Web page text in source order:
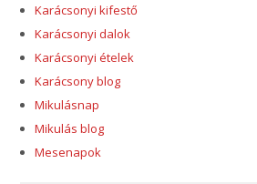
Karácsonyi kifestő
Karácsonyi dalok
Karácsonyi ételek
Karácsony blog
Mikulásnap
Mikulás blog
Mesenapok